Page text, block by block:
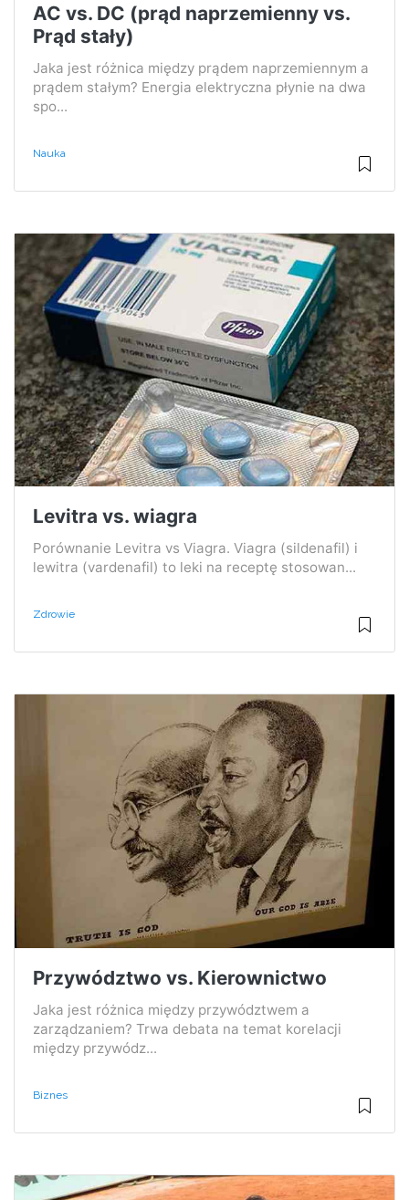
AC vs. DC (prąd naprzemienny vs.
Prąd stały)
Jaka jest różnica między prądem naprzemiennym a
prądem stałym? Energia elektryczna płynie na dwa
spo...
Nauka
Levitra vs. wiagra
Porównanie Levitra vs Viagra. Viagra (sildenafil) i
lewitra (vardenafil) to leki na receptę stosowan...
Zdrowie
Przywództwo vs. Kierownictwo
Jaka jest różnica między przywództwem a
zarządzaniem? Trwa debata na temat korelacji
między przywódz...
Biznes